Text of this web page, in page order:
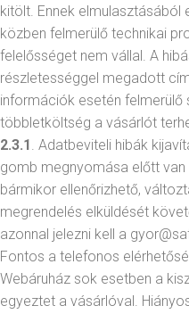
kitölt. Ennek
közben felmerülő technikai
felelősséget nem vállal. A
részletességgel megadott
információk esetén felmerülő
többletköltség a vásárlót
2.3.1. Adatbeviteli hibák
gomb megnyomása előtt van
bármikor ellenőrizhető,
megrendelés elküldését
azonnal jelezni kell a
Fontos a telefonos
Webáruház sok esetben a
egyeztet a vásárlóval.